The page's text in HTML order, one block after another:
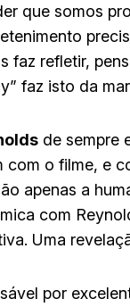
que somos
faz refletir,
faz isto da
de sempre
com o filme, e
apenas a
com
Uma
por